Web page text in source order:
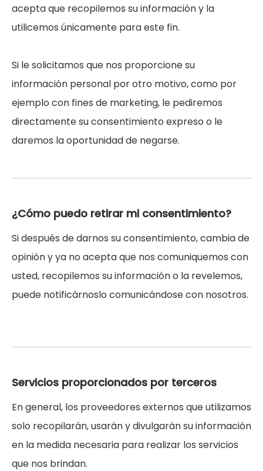
acepta que recopilemos su información y la
utilicemos únicamente para este fin.
Si le solicitamos que nos proporcione su
información personal por otro motivo, como por
ejemplo con fines de marketing, le pediremos
directamente su consentimiento expreso o le
daremos la oportunidad de negarse.
¿Cómo puedo retirar mi consentimiento?
Si después de darnos su consentimiento, cambia de
opinión y ya no acepta que nos comuniquemos con
usted, recopilemos su información o la revelemos,
puede notificárnoslo comunicándose con nosotros.
Servicios proporcionados por terceros
En general, los proveedores externos que utilizamos
solo recopilarán, usarán y divulgarán su información
en la medida necesaria para realizar los servicios
que nos brindan.